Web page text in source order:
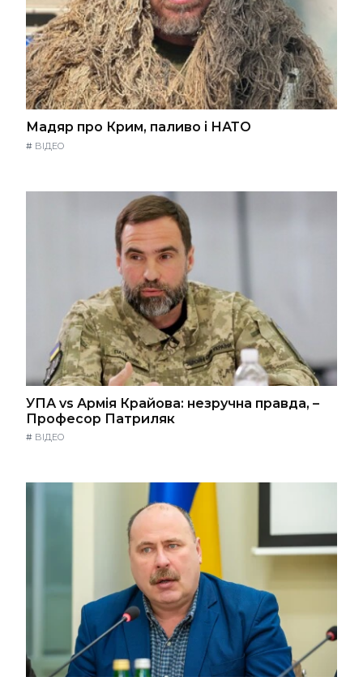
Мадяр про Крим, паливо і НАТО
# ВІДЕО
УПА vs Армія Крайова: незручна правда, –
Професор Патриляк
# ВІДЕО